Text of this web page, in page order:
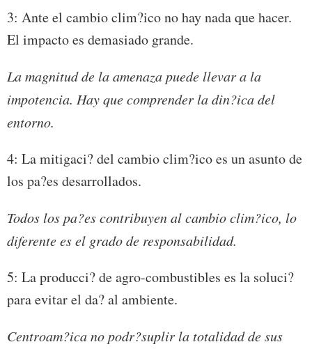
3: Ante el cambio clim?ico no hay nada que hacer.
El impacto es demasiado grande.
La magnitud de la amenaza puede llevar a la
impotencia. Hay que comprender la din?ica del
entorno.
4: La mitigaci? del cambio clim?ico es un asunto de
los pa?es desarrollados.
Todos los pa?es contribuyen al cambio clim?ico, lo
diferente es el grado de responsabilidad.
5: La producci? de agro-combustibles es la soluci?
para evitar el da? al ambiente.
Centroam?ica no podr?suplir la totalidad de sus